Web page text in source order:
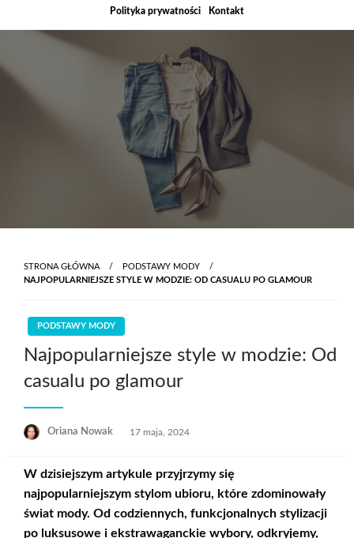
to
Polityka prywatności Kontakt
STRONA GŁÓWNA
PODSTAWY MODY
NAJPOPULARNIEJSZE STYLE W MODZIE: OD CASUALU PO GLAMOUR
PODSTAWY MODY
Najpopularniejsze style w modzie: Od
casualu po glamour
Oriana Nowak
Opublikowane
17 maja, 2024
W dzisiejszym artykule przyjrzymy się
najpopularniejszym stylom ubioru, które zdominowały
świat mody. Od codziennych, funkcjonalnych stylizacji
po luksusowe i ekstrawaganckie wybory, odkryjemy,